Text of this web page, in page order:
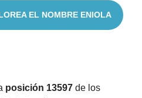
EL NOMBRE ENIOLA
posición 13597 de los